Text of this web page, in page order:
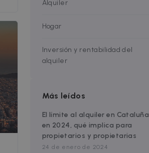
Alquiler
Hogar
Inversión y rentabilidad del
alquiler
Más leídos
El límite al alquiler en Cataluña
en 2024, qué implica para
propietarios y propietarias
24 de enero de 2024